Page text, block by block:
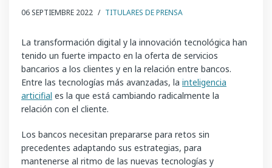
06 SEPTIEMBRE 2022 / TITULARES DE PRENSA
La transformación digital y la innovación tecnológica han
tenido un fuerte impacto en la oferta de servicios
bancarios a los clientes y en la relación entre bancos.
Entre las tecnologías más avanzadas, la inteligencia
articifial es la que está cambiando radicalmente la
relación con el cliente.
Los bancos necesitan prepararse para retos sin
precedentes adaptando sus estrategias, para
mantenerse al ritmo de las nuevas tecnologías y